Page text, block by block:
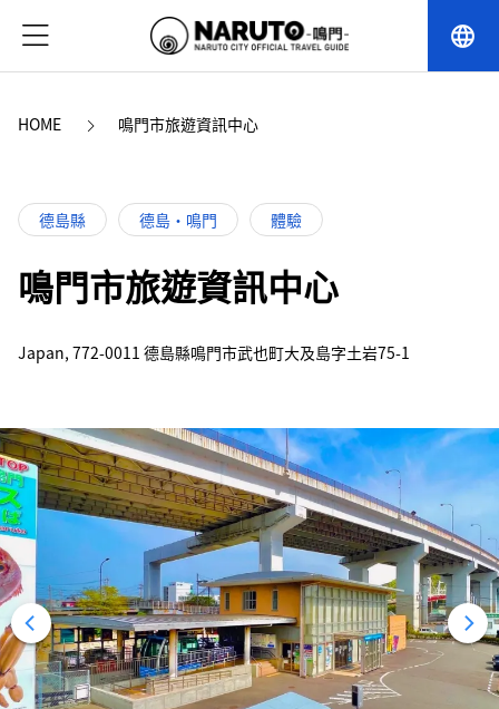
language
HOME 鳴門市旅遊資訊中心
德島縣 德島・鳴門 體驗
鳴門市旅遊資訊中心
Japan, 772-0011 德島縣鳴門市武也町大及島字土岩75-1